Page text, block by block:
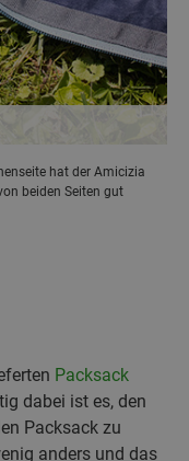
hat der Amicizia
beiden Seiten gut
Packsack
dabei ist es, den
Packsack zu
anders und das